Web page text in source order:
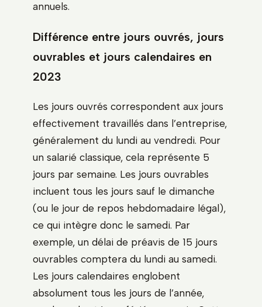
annuels.
Différence entre jours ouvrés, jours
ouvrables et jours calendaires en
2023
Les jours ouvrés correspondent aux jours
effectivement travaillés dans l’entreprise,
généralement du lundi au vendredi. Pour
un salarié classique, cela représente 5
jours par semaine. Les jours ouvrables
incluent tous les jours sauf le dimanche
(ou le jour de repos hebdomadaire légal),
ce qui intègre donc le samedi. Par
exemple, un délai de préavis de 15 jours
ouvrables comptera du lundi au samedi.
Les jours calendaires englobent
absolument tous les jours de l’année,